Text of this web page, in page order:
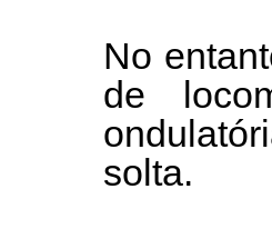
No
de
solta.